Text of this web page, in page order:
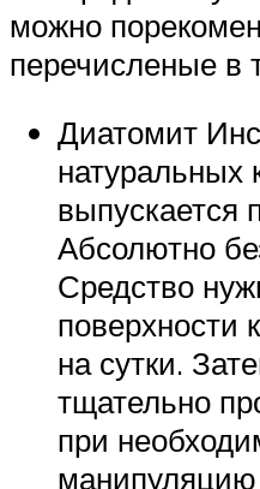
можно
перечисленые в
Диатомит
натуральных
выпускается
Абсолютно
Средство
поверхности
на сутки.
тщательно
при